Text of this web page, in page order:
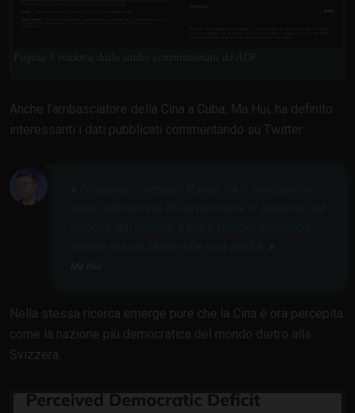
Anche l’ambasciatore della Cina a Cuba, Ma Hui, ha definito
interessanti i dati pubblicati commentando su Twitter:
Nella stessa ricerca emerge pure che la Cina è ora percepita
come la nazione più democratica del mondo dietro alla
Svizzera.